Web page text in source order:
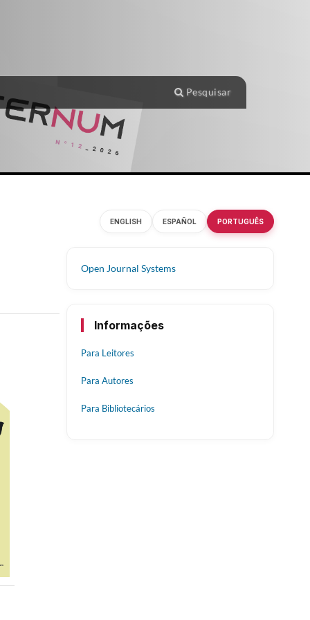
Pesquisar
Open Journal Systems
ENGLISH ESPAÑOL PORTUGUÊS
Informações
Para Leitores
Para Autores
Para Bibliotecários